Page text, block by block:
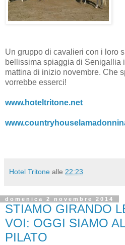
Un gruppo di cavalieri con i loro
bellissima spiaggia di Senigallia
mattina di inizio novembre. Che
vorrebbe esserci!
www.hoteltritone.net
Hotel Tritone alle 22:23
domenica 2 novembre 2014
STIAMO GIRANDO
VOI: OGGI SIAMO
PILATO